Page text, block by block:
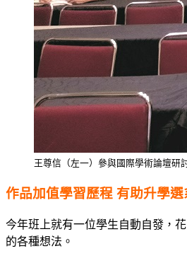
王尊信（左一）參與國際學術論壇研
作品加值學習歷程 有助升學選
今年班上就有一位學生自動自發，
的各種想法。